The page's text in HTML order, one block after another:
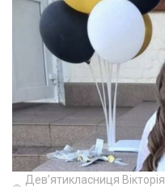
Дев’ятикласниця